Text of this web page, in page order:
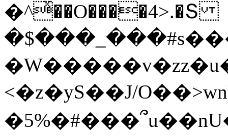
�^ͯ��O����4>.�Տ
<�z�yS��J/